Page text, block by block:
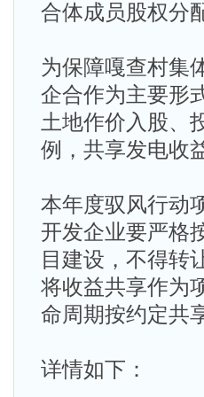
合体成员股权分
为保障嘎查村集
企合作为主要形
土地作价入股、
例，共享发电收
本年度驭风行动
开发企业要严格
目建设，不得转
将收益共享作为
命周期按约定共
详情如下：